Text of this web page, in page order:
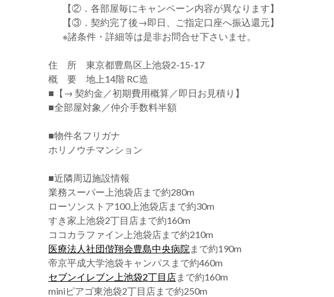
【②．各部屋毎にキャンペーン内容が異なります】
【③．契約完了後→即日、ご指定口座へ振込還元】
※諸条件・詳細等は是非お問合せ下さいませ。
住 所 東京都豊島区上池袋2-15-17
概 要 地上14階 RC造
■【→ 契約金／初期費用概算／即日お見積り】
■全部屋対象／仲介手数料半額
■物件名フリガナ
ホリノウチマンション
■近隣周辺施設情報
業務スーパー上池袋店まで約280m
ローソンストア100上池袋店まで約30m
すき家上池袋2丁目店まで約160m
ココカラファイン上池袋店まで約210m
医療法人社団偕翔会豊島中央病院 まで約190m
帝京平成大学池袋キャンパスまで約460m
セブンイレブン上池袋2丁目店まで約160m
miniピアゴ東池袋2丁目店まで約250m